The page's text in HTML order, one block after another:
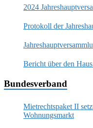
2024
Protokoll der
Bericht über den
Bundesverband
Mietrechtspaket II
Wohnungsmarkt